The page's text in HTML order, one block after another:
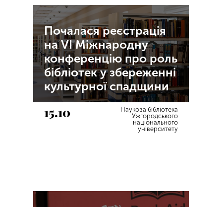
Почалася реєстрація
на VI Міжнародну
конференцію про роль
бібліотек у збереженні
культурної спадщини
15.10
Наукова бібліотека
Ужгородського
національного
університету